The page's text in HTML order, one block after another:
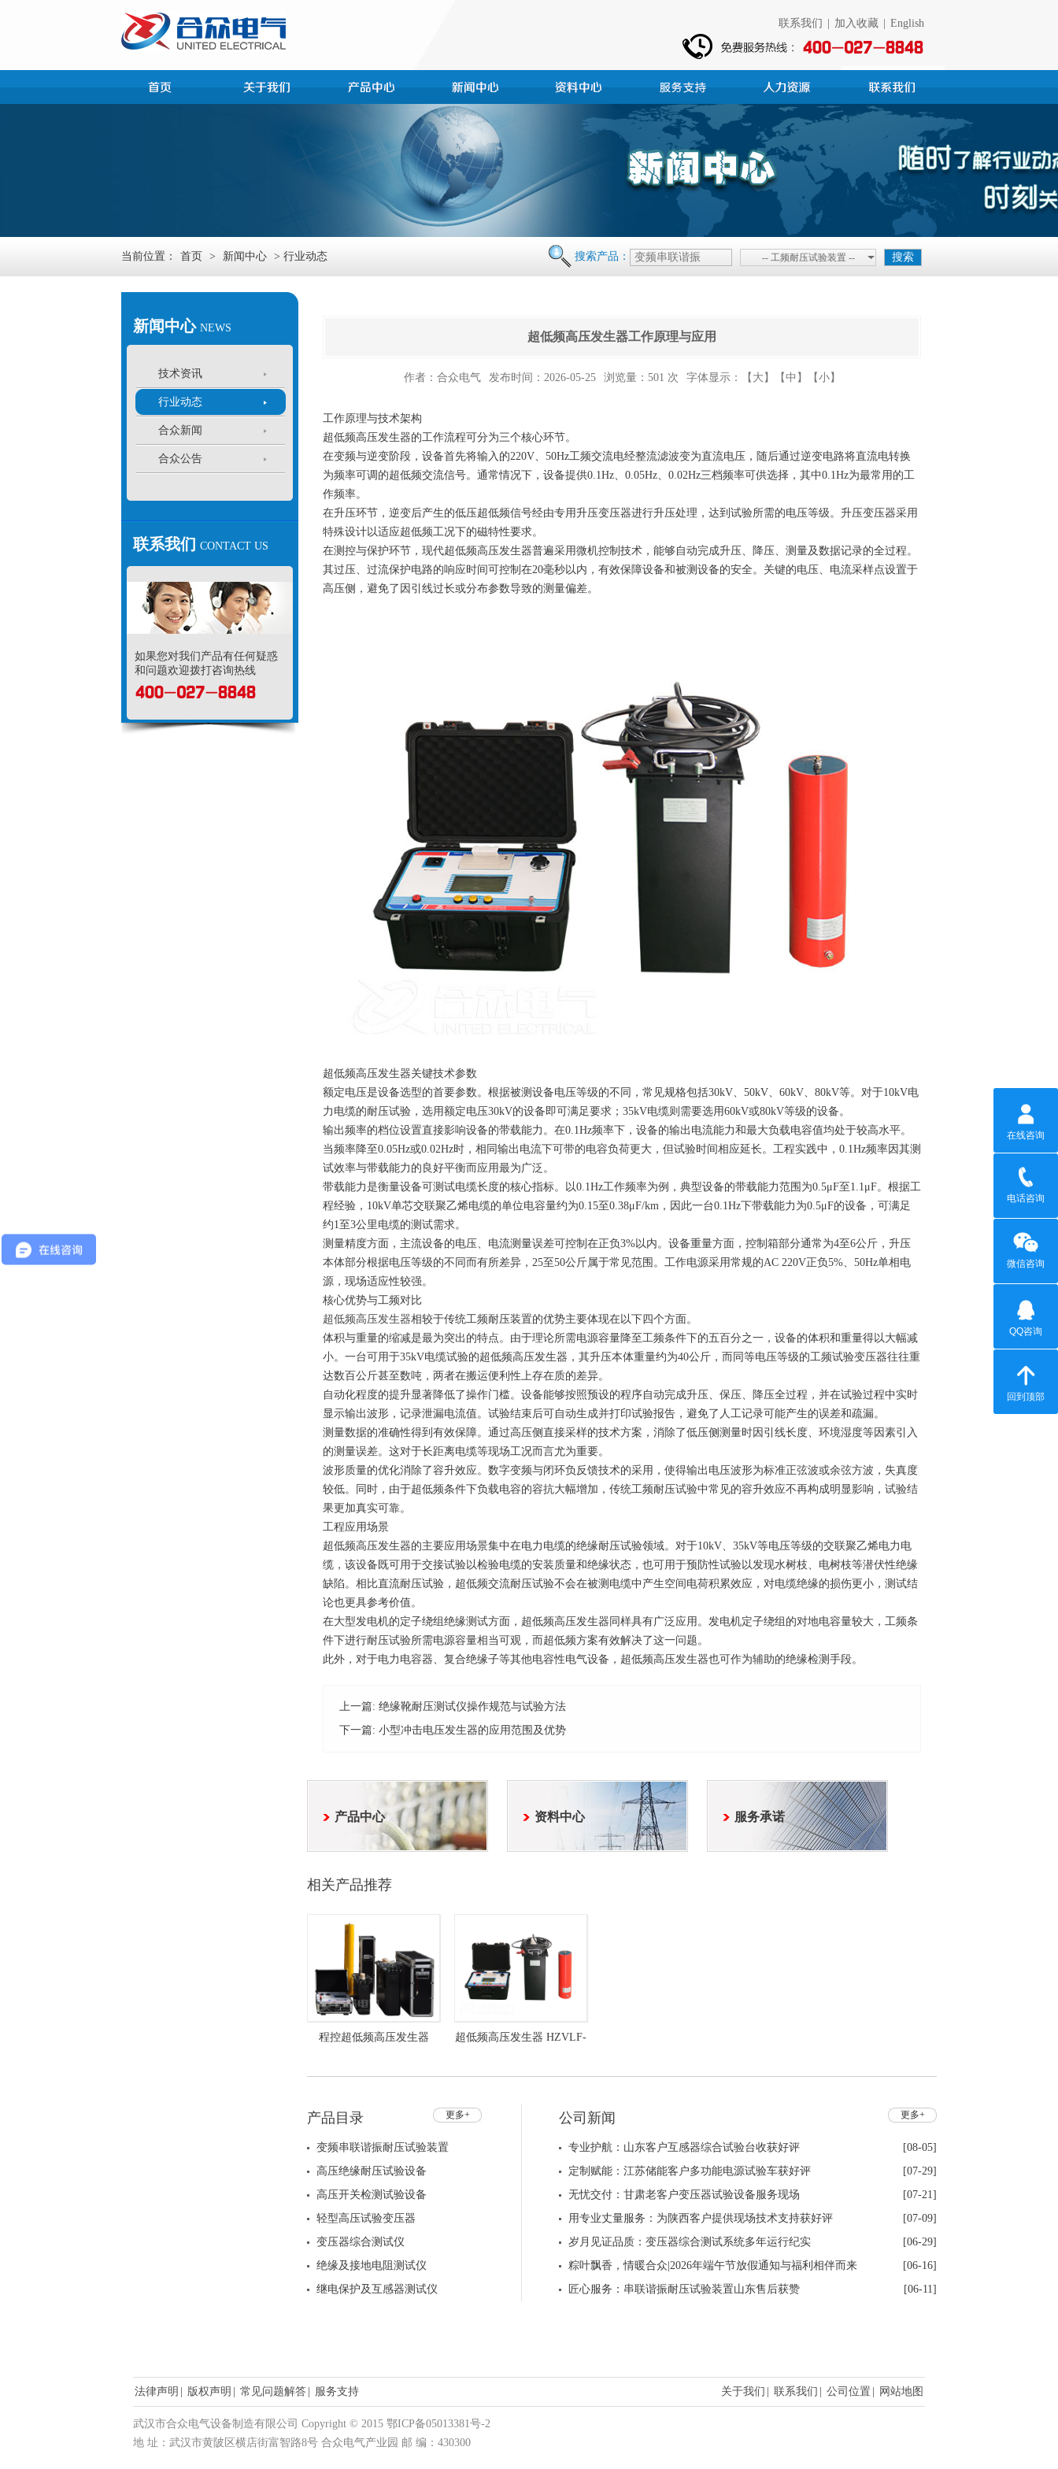
联系我们 加入收藏 English
当前位置： 首页 > 新闻中心 > 行业动态 搜索产品： -- 工频耐压试验装置 --
新闻中心 NEWS
技术资讯
行业动态
合众新闻
合众公告
联系我们 CONTACT US
如果您对我们产品有任何疑惑
和问题欢迎拨打咨询热线
超低频高压发生器工作原理与应用
作者：合众电气 发布时间：2026-05-25 浏览量：501 次 字体显示： 【大】 【中】 【小】
工作原理与技术架构
超低频高压发生器的工作流程可分为三个核心环节。
在变频与逆变阶段，设备首先将输入的220V、50Hz工频交流电经整流滤波变为直流电压，随后通过逆变电路将直流电转换
为频率可调的超低频交流信号。通常情况下，设备提供0.1Hz、0.05Hz、0.02Hz三档频率可供选择，其中0.1Hz为最常用的工
作频率。
在升压环节，逆变后产生的低压超低频信号经由专用升压变压器进行升压处理，达到试验所需的电压等级。升压变压器采用
特殊设计以适应超低频工况下的磁特性要求。
在测控与保护环节，现代超低频高压发生器普遍采用微机控制技术，能够自动完成升压、降压、测量及数据记录的全过程。
其过压、过流保护电路的响应时间可控制在20毫秒以内，有效保障设备和被测设备的安全。关键的电压、电流采样点设置于
高压侧，避免了因引线过长或分布参数导致的测量偏差。
超低频高压发生器关键技术参数
额定电压是设备选型的首要参数。根据被测设备电压等级的不同，常见规格包括30kV、50kV、60kV、80kV等。对于10kV电
力电缆的耐压试验，选用额定电压30kV的设备即可满足要求；35kV电缆则需要选用60kV或80kV等级的设备。
输出频率的档位设置直接影响设备的带载能力。在0.1Hz频率下，设备的输出电流能力和最大负载电容值均处于较高水平。
当频率降至0.05Hz或0.02Hz时，相同输出电流下可带的电容负荷更大，但试验时间相应延长。工程实践中，0.1Hz频率因其测
试效率与带载能力的良好平衡而应用最为广泛。
带载能力是衡量设备可测试电缆长度的核心指标。以0.1Hz工作频率为例，典型设备的带载能力范围为0.5μF至1.1μF。根据工
程经验，10kV单芯交联聚乙烯电缆的单位电容量约为0.15至0.38μF/km，因此一台0.1Hz下带载能力为0.5μF的设备，可满足
约1至3公里电缆的测试需求。
测量精度方面，主流设备的电压、电流测量误差可控制在正负3%以内。设备重量方面，控制箱部分通常为4至6公斤，升压
本体部分根据电压等级的不同而有所差异，25至50公斤属于常见范围。工作电源采用常规的AC 220V正负5%、50Hz单相电
源，现场适应性较强。
核心优势与工频对比
超低频高压发生器相较于传统工频耐压装置的优势主要体现在以下四个方面。
体积与重量的缩减是最为突出的特点。由于理论所需电源容量降至工频条件下的五百分之一，设备的体积和重量得以大幅减
小。一台可用于35kV电缆试验的超低频高压发生器，其升压本体重量约为40公斤，而同等电压等级的工频试验变压器往往重
达数百公斤甚至数吨，两者在搬运便利性上存在质的差异。
自动化程度的提升显著降低了操作门槛。设备能够按照预设的程序自动完成升压、保压、降压全过程，并在试验过程中实时
显示输出波形，记录泄漏电流值。试验结束后可自动生成并打印试验报告，避免了人工记录可能产生的误差和疏漏。
测量数据的准确性得到有效保障。通过高压侧直接采样的技术方案，消除了低压侧测量时因引线长度、环境湿度等因素引入
的测量误差。这对于长距离电缆等现场工况而言尤为重要。
波形质量的优化消除了容升效应。数字变频与闭环负反馈技术的采用，使得输出电压波形为标准正弦波或余弦方波，失真度
较低。同时，由于超低频条件下负载电容的容抗大幅增加，传统工频耐压试验中常见的容升效应不再构成明显影响，试验结
果更加真实可靠。
工程应用场景
超低频高压发生器的主要应用场景集中在电力电缆的绝缘耐压试验领域。对于10kV、35kV等电压等级的交联聚乙烯电力电
缆，该设备既可用于交接试验以检验电缆的安装质量和绝缘状态，也可用于预防性试验以发现水树枝、电树枝等潜伏性绝缘
缺陷。相比直流耐压试验，超低频交流耐压试验不会在被测电缆中产生空间电荷积累效应，对电缆绝缘的损伤更小，测试结
论也更具参考价值。
在大型发电机的定子绕组绝缘测试方面，超低频高压发生器同样具有广泛应用。发电机定子绕组的对地电容量较大，工频条
件下进行耐压试验所需电源容量相当可观，而超低频方案有效解决了这一问题。
此外，对于电力电容器、复合绝缘子等其他电容性电气设备，超低频高压发生器也可作为辅助的绝缘检测手段。
上一篇: 绝缘靴耐压测试仪操作规范与试验方法
下一篇: 小型冲击电压发生器的应用范围及优势
产品中心 资料中心 服务承诺
相关产品推荐
程控超低频高压发生器 超低频高压发生器 HZVLF-
更多+
产品目录
变频串联谐振耐压试验装置
高压绝缘耐压试验设备
高压开关检测试验设备
轻型高压试验变压器
变压器综合测试仪
绝缘及接地电阻测试仪
继电保护及互感器测试仪
更多+
公司新闻
[08-05]
专业护航：山东客户互感器综合试验台收获好评
[07-29]
定制赋能：江苏储能客户多功能电源试验车获好评
[07-21]
无忧交付：甘肃老客户变压器试验设备服务现场
[07-09]
用专业丈量服务：为陕西客户提供现场技术支持获好评
[06-29]
岁月见证品质：变压器综合测试系统多年运行纪实
[06-16]
粽叶飘香，情暖合众|2026年端午节放假通知与福利相伴而来
[06-11]
匠心服务：串联谐振耐压试验装置山东售后获赞
法律声明 版权声明 常见问题解答 服务支持 关于我们 联系我们 公司位置 网站地图
武汉市合众电气设备制造有限公司 Copyright © 2015 鄂ICP备05013381号-2
地 址：武汉市黄陂区横店街富智路8号 合众电气产业园 邮 编：430300
在线咨询
电话咨询
微信咨询
QQ咨询
回到顶部